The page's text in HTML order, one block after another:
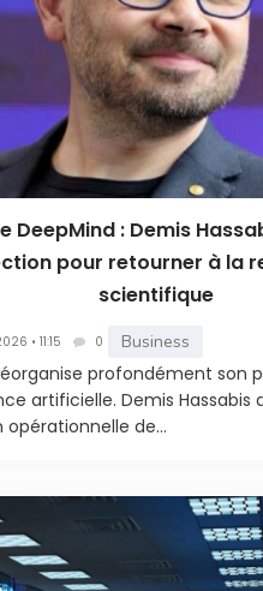
DeepMind : Demis
pour retourner à la
scientifique
• 11:15 0 Business
profondément son
artificielle. Demis Hassabis
opérationnelle de...